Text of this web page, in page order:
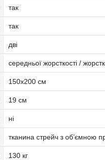
так
так
дві
середньої жорсткості /
150x200 см
19 см
ні
тканина стрейч з об’ємною
130 кг